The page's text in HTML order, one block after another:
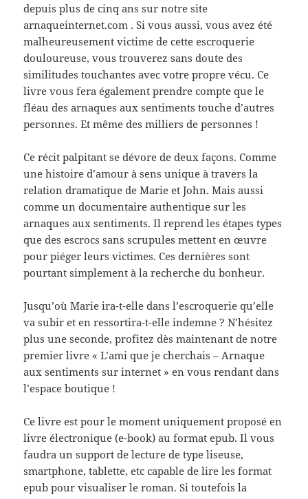
depuis plus de cinq ans sur notre site
arnaqueinternet.com . Si vous aussi, vous avez été
malheureusement victime de cette escroquerie
douloureuse, vous trouverez sans doute des
similitudes touchantes avec votre propre vécu. Ce
livre vous fera également prendre compte que le
fléau des arnaques aux sentiments touche d’autres
personnes. Et même des milliers de personnes !
Ce récit palpitant se dévore de deux façons. Comme
une histoire d’amour à sens unique à travers la
relation dramatique de Marie et John. Mais aussi
comme un documentaire authentique sur les
arnaques aux sentiments. Il reprend les étapes types
que des escrocs sans scrupules mettent en œuvre
pour piéger leurs victimes. Ces dernières sont
pourtant simplement à la recherche du bonheur.
Jusqu’où Marie ira-t-elle dans l’escroquerie qu’elle
va subir et en ressortira-t-elle indemne ? N’hésitez
plus une seconde, profitez dès maintenant de notre
premier livre « L’ami que je cherchais – Arnaque
aux sentiments sur internet » en vous rendant dans
l’espace boutique !
Ce livre est pour le moment uniquement proposé en
livre électronique (e-book) au format epub. Il vous
faudra un support de lecture de type liseuse,
smartphone, tablette, etc capable de lire les format
epub pour visualiser le roman. Si toutefois la